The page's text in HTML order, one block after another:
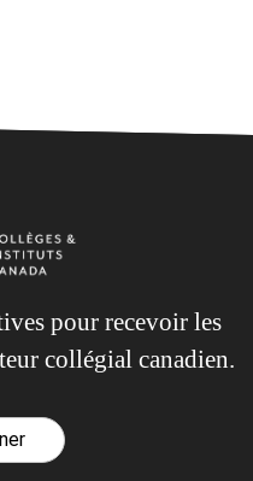
pour recevoir les
collégial canadien.